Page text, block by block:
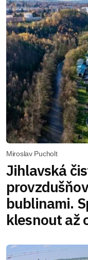
Miroslav Pucholt
Jihlavská
bublinami.
klesnout až